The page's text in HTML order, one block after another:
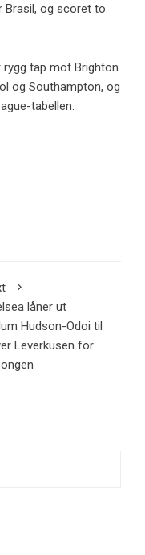
Brasil, og scoret to
tap mot Brighton
og Southampton, og
tabellen.
låner ut
Hudson-Odoi til
Leverkusen for